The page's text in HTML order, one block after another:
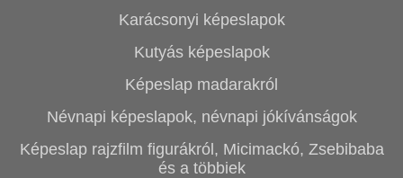
Karácsonyi képeslapok
Kutyás képeslapok
Képeslap madarakról
Névnapi képeslapok, névnapi jókívánságok
Képeslap rajzfilm figurákról, Micimackó, Zsebibaba
és a többiek